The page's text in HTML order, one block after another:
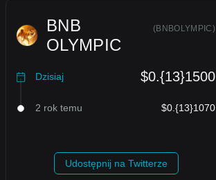
BNB
OLYMPIC
(BNBOLYMPIC)
Dzisiaj $0.{13}1500
2 rok temu $0.{13}1070
Udostępnij na Twitterze